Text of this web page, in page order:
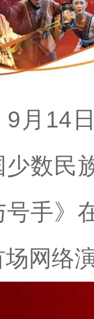
14日
少数民
号手》
场网络